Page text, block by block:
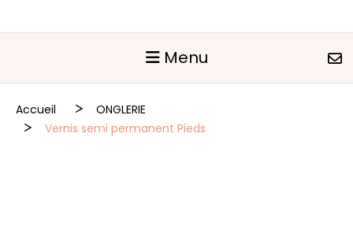
Menu
Accueil
ONGLERIE
Vernis semi permanent Pieds